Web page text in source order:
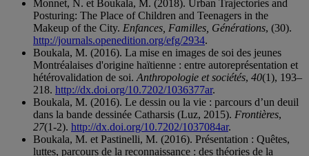
Monnet, N. et Boukala, M. (2018). Urban Trajectories and
Posturing: The Place of Children and Teenagers in the
Makeup of the City. Enfances, Familles, Générations, (30).
http://journals.openedition.org/efg/2934.
Boukala, M. (2016). La mise en images de soi des jeunes
Montréalaises d'origine haïtienne : entre autoreprésentation et
hétérovalidation de soi. Anthropologie et sociétés, 40(1), 193–
218. http://dx.doi.org/10.7202/1036377ar.
Boukala, M. (2016). Le dessin ou la vie : parcours d’un deuil
dans la bande dessinée Catharsis (Luz, 2015). Frontières,
27(1-2). http://dx.doi.org/10.7202/1037084ar.
Boukala, M. et Pastinelli, M. (2016). Présentation : Quêtes,
luttes, parcours de la reconnaissance : des théories de la